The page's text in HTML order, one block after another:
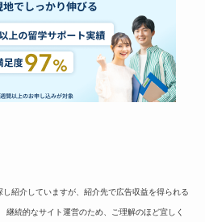
紹介していますが、紹介先で広告収益を得られる
継続的なサイト運営のため、ご理解のほど宜しく